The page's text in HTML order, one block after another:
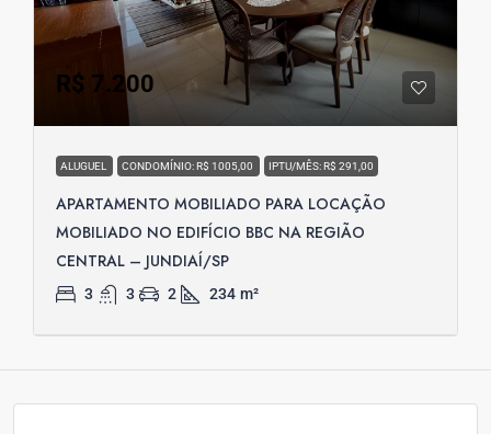
R$ 7.200
ALUGUEL CONDOMÍNIO: R$ 1005,00 IPTU/MÊS: R$ 291,00
APARTAMENTO MOBILIADO PARA LOCAÇÃO
MOBILIADO NO EDIFÍCIO BBC NA REGIÃO
CENTRAL – JUNDIAÍ/SP
3 3 2 234 m²